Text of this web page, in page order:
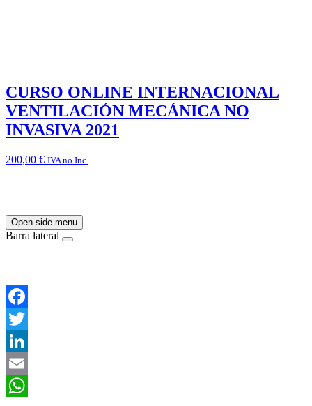
CURSO ONLINE INTERNACIONAL
VENTILACIÓN MECÁNICA NO
INVASIVA 2021
200,00 € IVA no Inc.
Open side menu
Barra lateral
Facebook
Twitter
LinkedIn
Email